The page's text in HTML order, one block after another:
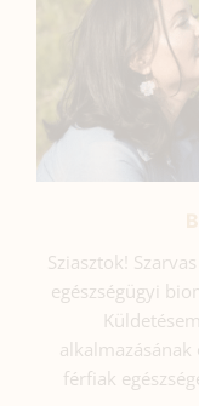
Sziasztok!
egészségügyi
alkalmazásának
férfiak